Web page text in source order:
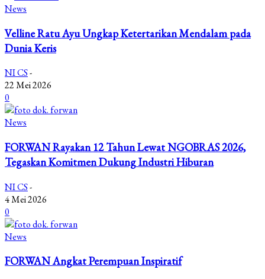
News
Velline Ratu Ayu Ungkap Ketertarikan Mendalam pada
Dunia Keris
NI CS-
22 Mei 2026
0
News
FORWAN Rayakan 12 Tahun Lewat NGOBRAS 2026,
Tegaskan Komitmen Dukung Industri Hiburan
NI CS-
4 Mei 2026
0
News
FORWAN Angkat Perempuan Inspiratif